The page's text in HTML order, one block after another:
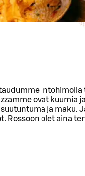
intohimolla
ovat kuumia
ja maku.
Rossoon olet aina